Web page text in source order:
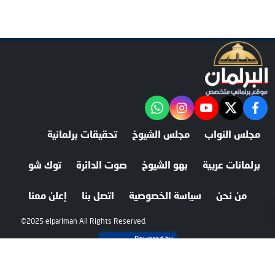
facebook
twitter
youtube
instagram
"‎Follow the آخر خبر channel on WhatsApp:
مجلس النواب مجلس الشيوخ تحقيقات برلمانية
برلمانات عربية بهو الشيوخ صوت الدائرة توك شو
من نحن سياسة الخصوصية اتصل بنا إعلن معنا
©2025 elparlman All Rights Reserved.
Powered by